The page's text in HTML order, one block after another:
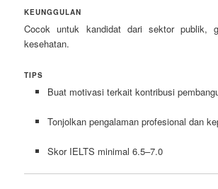
KEUNGGULAN
Cocok untuk kandidat dari sektor publik,
kesehatan.
TIPS
Buat motivasi terkait kontribusi
Tonjolkan pengalaman profesional dan
Skor IELTS minimal 6.5–7.0